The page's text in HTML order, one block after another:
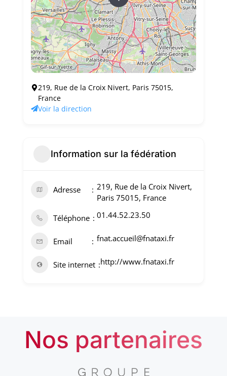
219, Rue de la Croix Nivert, Paris 75015,
France
Voir la direction
Information sur la fédération
Adresse
219, Rue de la Croix Nivert,
Paris 75015, France
Téléphone
01.44.52.23.50
Email fnat.accueil@fnataxi.fr
Site internet http://www.fnataxi.fr
Nos partenaires